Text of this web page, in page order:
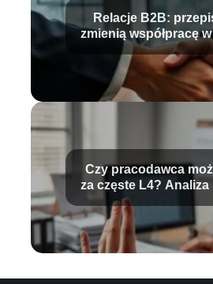
Relacje B2B:
zmienią współpracę
Czy pracodawca
za częste L4? Analiza